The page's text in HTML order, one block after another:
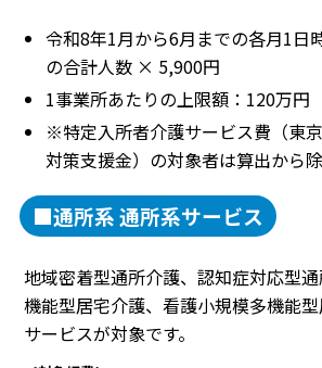
令和8年1月から6月までの各月1日
の合計人数 × 5,900円
1事業所あたりの上限額：120万円
※特定入所者介護サービス費（東
対策支援金）の対象者は算出から
■通所系 通所系サービス
地域密着型通所介護、認知症対応型
機能型居宅介護、看護小規模多機能
サービスが対象です。